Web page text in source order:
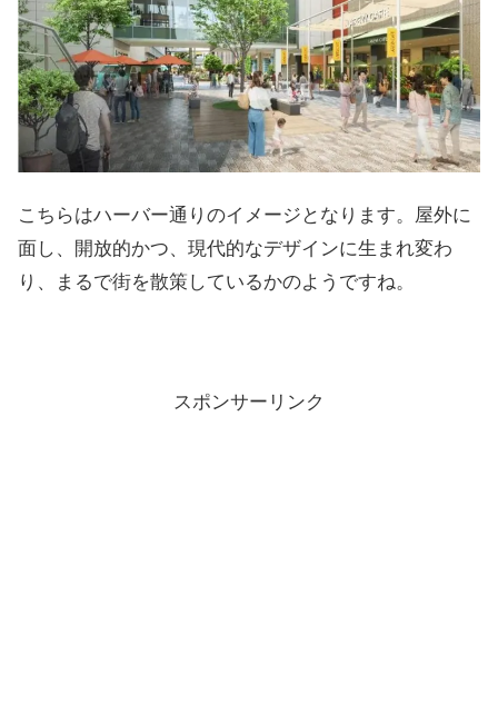
こちらはハーバー通りのイメージとなります。屋外に
面し、開放的かつ、現代的なデザインに生まれ変わ
り、まるで街を散策しているかのようですね。
スポンサーリンク